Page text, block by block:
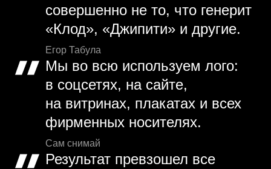
совершенно не то, что генерит
«Клод», «Джипити» и другие.
Егор Табула
Мы во всю используем лого:
в соцсетях, на сайте,
на витринах, плакатах и всех
фирменных носителях.
Сам снимай
Результат превзошел все